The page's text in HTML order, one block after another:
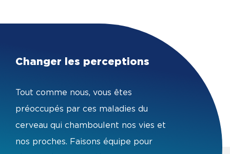
Changer les perceptions
Tout comme nous, vous êtes
préoccupés par ces maladies du
cerveau qui chamboulent nos vies et
nos proches. Faisons équipe pour